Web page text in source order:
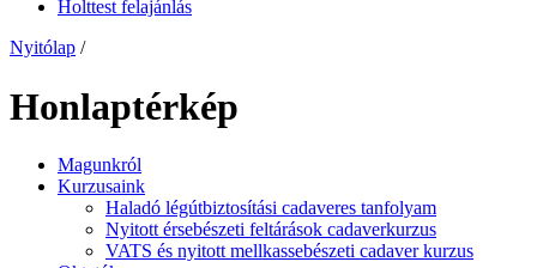
Holttest felajánlás
Nyitólap /
Honlaptérkép
Magunkról
Kurzusaink
Haladó légútbiztosítási cadaveres tanfolyam
Nyitott érsebészeti feltárások cadaverkurzus
VATS és nyitott mellkassebészeti cadaver kurzus